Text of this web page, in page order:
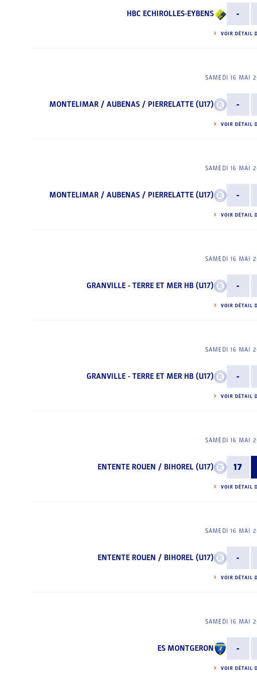
HBC ECHIROLLES-EYBENS -
VOIR DÉTAIL
SAMEDI 16 MAI
MONTELIMAR / AUBENAS / PIERRELATTE (U17) -
VOIR DÉTAIL
SAMEDI 16 MAI
MONTELIMAR / AUBENAS / PIERRELATTE (U17) -
VOIR DÉTAIL
SAMEDI 16 MAI
GRANVILLE - TERRE ET MER HB (U17) -
VOIR DÉTAIL
SAMEDI 16 MAI
GRANVILLE - TERRE ET MER HB (U17) -
VOIR DÉTAIL
SAMEDI 16 MAI
ENTENTE ROUEN / BIHOREL (U17) 17
VOIR DÉTAIL
SAMEDI 16 MAI
ENTENTE ROUEN / BIHOREL (U17) -
VOIR DÉTAIL
SAMEDI 16 MAI
ES MONTGERON -
VOIR DÉTAIL